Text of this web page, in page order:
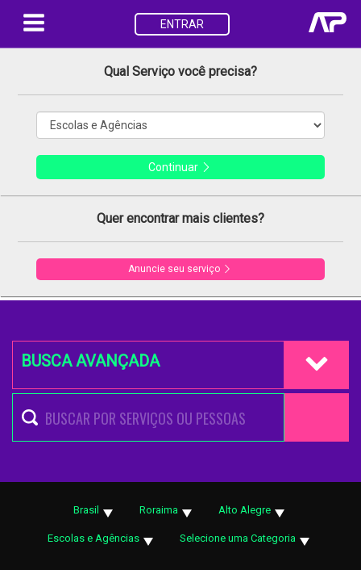
ENTRAR
Qual Serviço você precisa?
Continuar
Quer encontrar mais clientes?
Anuncie seu serviço
BUSCA AVANÇADA
Brasil Roraima Alto Alegre
Escolas e Agências Selecione uma Categoria